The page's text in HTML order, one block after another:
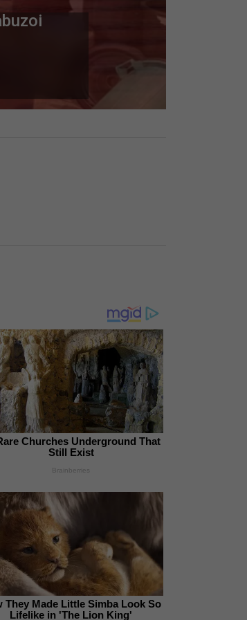
Churches Underground That
Still Exist
Brainberries
They Made Little Simba Look So
Lifelike in 'The Lion King'